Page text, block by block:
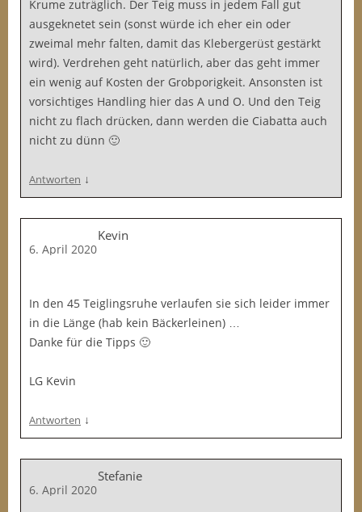
Krume zuträglich. Der Teig muss in jedem Fall gut
ausgeknetet sein (sonst würde ich eher ein oder
zweimal mehr falten, damit das Klebergerüst gestärkt
wird). Verdrehen geht natürlich, aber das geht immer
ein wenig auf Kosten der Grobporigkeit. Ansonsten ist
vorsichtiges Handling hier das A und O. Und den Teig
nicht zu flach drücken, dann werden die Ciabatta auch
nicht zu dünn 🙂
Antworten ↓
Kevin
6. April 2020
In den 45 Teiglingsruhe verlaufen sie sich leider immer
in die Länge (hab kein Bäckerleinen) …
Danke für die Tipps 🙂
LG Kevin
Antworten ↓
Stefanie
6. April 2020